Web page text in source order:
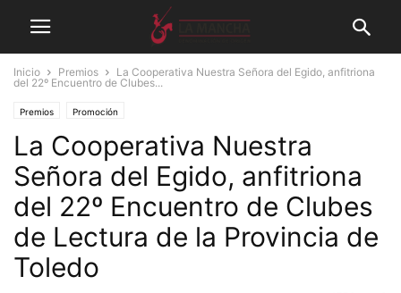
Inicio Premios
La Cooperativa Nuestra Señora del Egido, anfitriona
del 22º Encuentro de Clubes...
Premios Promoción
La Cooperativa Nuestra
Señora del Egido, anfitriona
del 22º Encuentro de Clubes
de Lectura de la Provincia de
Toledo